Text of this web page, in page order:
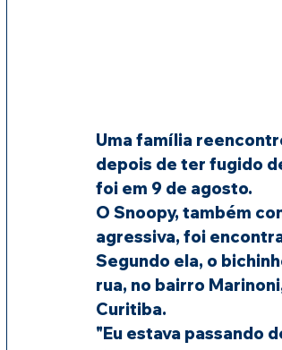
Uma família
depois de ter fugido
foi em 9 de agosto.
O Snoopy, também
agressiva, foi
Segundo ela, o
rua, no bairro
Curitiba.
"Eu estava passando